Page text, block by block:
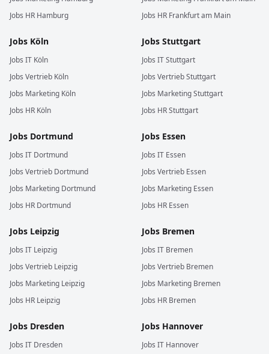
Jobs HR Hamburg
Jobs HR Frankfurt am Main
Jobs Köln
Jobs IT Köln
Jobs Vertrieb Köln
Jobs Marketing Köln
Jobs HR Köln
Jobs Stuttgart
Jobs ITStuttgart
Jobs VertriebStuttgart
Jobs MarketingStuttgart
Jobs HRStuttgart
Jobs Dortmund
Jobs IT Dortmund
Jobs Vertrieb Dortmund
Jobs Marketing Dortmund
Jobs HR Dortmund
Jobs Essen
Jobs IT Essen
Jobs Vertrieb Essen
Jobs Marketing Essen
Jobs HR Essen
Jobs Leipzig
Jobs IT Leipzig
Jobs Vertrieb Leipzig
Jobs Marketing Leipzig
Jobs HR Leipzig
Jobs Bremen
Jobs IT Bremen
Jobs Vertrieb Bremen
Jobs Marketing Bremen
Jobs HR Bremen
Jobs Dresden
Jobs IT Dresden
Jobs Hannover
Jobs IT Hannover